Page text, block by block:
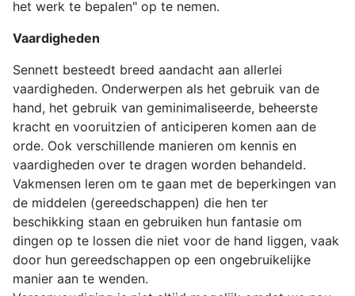
het werk te bepalen" op te nemen.
Vaardigheden
Sennett besteedt breed aandacht aan allerlei
vaardigheden. Onderwerpen als het gebruik van de
hand, het gebruik van geminimaliseerde, beheerste
kracht en vooruitzien of anticiperen komen aan de
orde. Ook verschillende manieren om kennis en
vaardigheden over te dragen worden behandeld.
Vakmensen leren om te gaan met de beperkingen van
de middelen (gereedschappen) die hen ter
beschikking staan en gebruiken hun fantasie om
dingen op te lossen die niet voor de hand liggen, vaak
door hun gereedschappen op een ongebruikelijke
manier aan te wenden.